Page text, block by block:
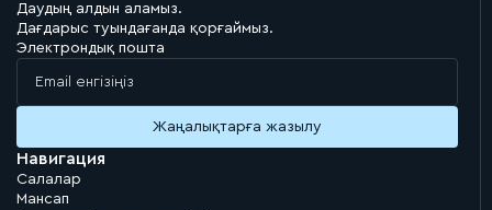
Даудың алдын аламыз.
Дағдарыс туындағанда қорғаймыз.
Электрондық пошта
Навигация
Салалар
Мансап